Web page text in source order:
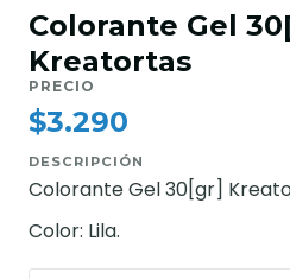
Colorante Gel
Kreatortas
PRECIO
$3.290
DESCRIPCIÓN
Colorante Gel 30[gr]
Color: Lila.